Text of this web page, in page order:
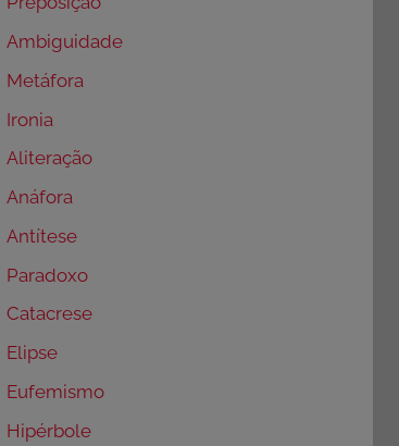
Ambiguidade
Metáfora
Ironia
Aliteração
Anáfora
Antítese
Paradoxo
Catacrese
Elipse
Eufemismo
Hipérbole